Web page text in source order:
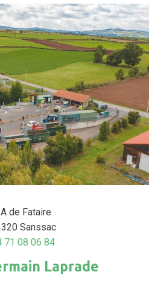
de Fataire
Sanssac
71 08 06 84
Laprade